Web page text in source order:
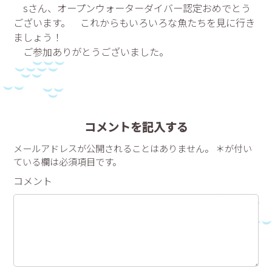
sさん、オープンウォーターダイバー認定おめでとう
ございます。 これからもいろいろな魚たちを見に行き
ましょう！
ご参加ありがとうございました。
コメントを記入する
メールアドレスが公開されることはありません。 ＊が付い
ている欄は必須項目です。
コメント